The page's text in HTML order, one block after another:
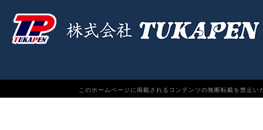
このホームページに掲載されるコンテンツの無断転載を禁